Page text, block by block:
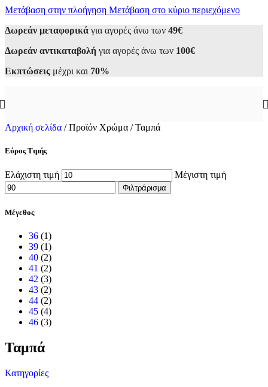
Μετάβαση στην πλοήγηση Μετάβαση στο κύριο περιεχόμενο
Δωρεάν μεταφορικά για αγορές άνω των 49€
Δωρεάν αντικαταβολή για αγορές άνω των 100€
Εκπτώσεις μέχρι και 70%
Αρχική σελίδα / Προϊόν Χρώμα / Ταμπά
Εύρος Τιμής
Ελάχιστη τιμή Μέγιστη τιμή
Φιλτράρισμα
Μέγεθος
36 (1)
39 (1)
40 (2)
41 (2)
42 (3)
43 (2)
44 (2)
45 (4)
46 (3)
Ταμπά
Κατηγορίες